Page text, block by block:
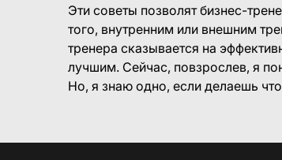
Эти советы позволят бизнес-
того, внутренним или внешним
тренера сказывается на
лучшим. Сейчас, повзрослев, я
Но, я знаю одно, если делаешь